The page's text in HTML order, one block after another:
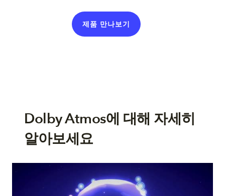
제품 만나보기
Dolby Atmos에 대해 자세히
알아보세요